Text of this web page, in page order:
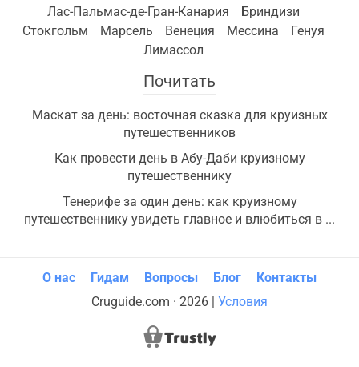
Лас-Пальмас-де-Гран-Канария
Бриндизи
Стокгольм
Марсель Венеция Мессина
Генуя
Лимассол
Почитать
Маскат за день: восточная сказка для круизных
путешественников
Как провести день в Абу-Даби круизному
путешественнику
Тенерифе за один день: как круизному
путешественнику увидеть главное и влюбиться в ...
Cruguide.com · 2026 | Условия
О нас Гидам Вопросы Блог Контакты